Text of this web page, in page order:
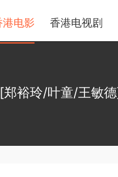
港电影 香港电视剧
裕玲/叶童/王敏